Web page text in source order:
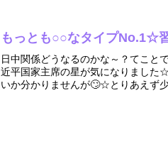
もっとも○○なタイプNo.1☆
日中関係どうなるのかな～？てこと
近平国家主席の星が気になりました
いか分かりませんが🙄☆とりあえず